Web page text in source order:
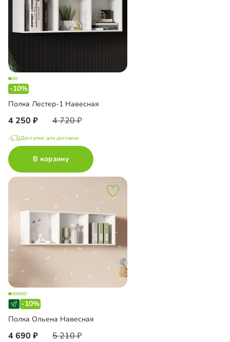
-10%
Полка Лестер-1 Навесная
4 250 4 720
Доступно для доставки
В корзину
-10%
Полка Ольена Навесная
4 690 5 210